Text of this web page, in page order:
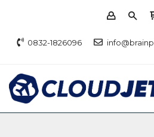
0832-1826096